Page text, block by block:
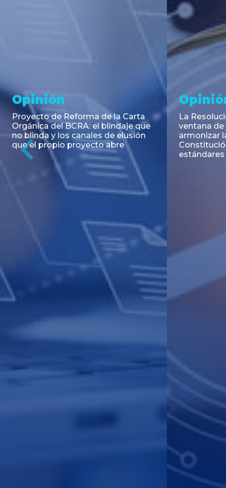
Noticia
RESOLUCIÓN 271/2026 de la
SECRETARIA DE COORDINACIÓN
DE PRODUCCIÓN: Actualización y
unificación de las advertencias
obligatorias en la publicidad de
juegos y apuestas en...
Emisión
Puerto S.A.
de U$S
Previous